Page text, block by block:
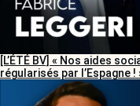
[L’ÉTÉ BV] « Nos aides
régularisés par l’Espagne !